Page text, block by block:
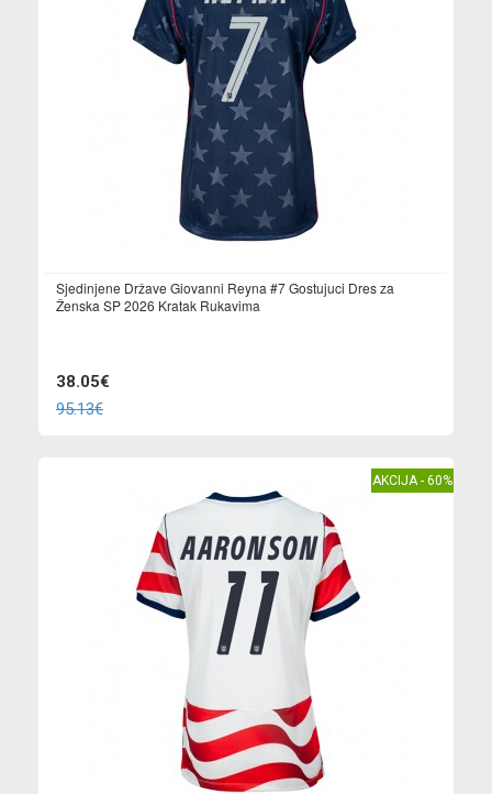
Sjedinjene Države Giovanni Reyna #7 Gostujuci Dres za
Ženska SP 2026 Kratak Rukavima
38.05€
95.13€
AKCIJA - 60%